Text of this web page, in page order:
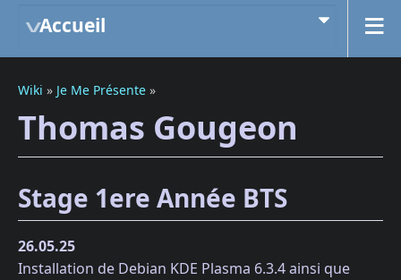
Accueil
Wiki » Je Me Présente »
Thomas Gougeon
Stage 1ere Année BTS
26.05.25
Installation de Debian KDE Plasma 6.3.4 ainsi que